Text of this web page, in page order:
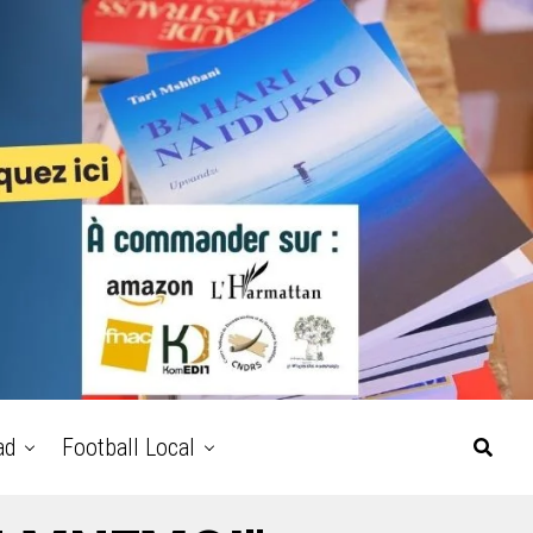
Football Local